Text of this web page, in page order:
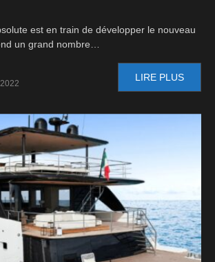
est en train de développer le nouveau
un grand nombre…
LIRE PLUS